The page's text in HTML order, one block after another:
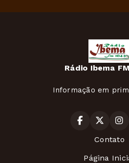
Rádio Ibema
Informação em
Contato
Página